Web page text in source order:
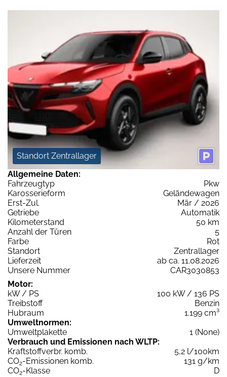
Standort Zentrallager
Allgemeine Daten:
Fahrzeugtyp
Pkw
Karosserieform
Geländewagen
Erst-Zul.
Mär / 2026
Getriebe
Automatik
Kilometerstand
50 km
Anzahl der Türen
5
Farbe
Rot
Standort
Zentrallager
Lieferzeit
ab ca. 11.08.2026
Unsere Nummer
CAR3030853
Motor:
kW / PS
100 kW / 136 PS
Treibstoff
Benzin
Hubraum
1.199 cm³
Umweltnormen:
Umweltplakette
1 (None)
Verbrauch und Emissionen nach WLTP:
Kraftstoffverbr. komb.
5,2 l/100km
CO2-Emissionen komb.
131 g/km
CO2-Klasse
D